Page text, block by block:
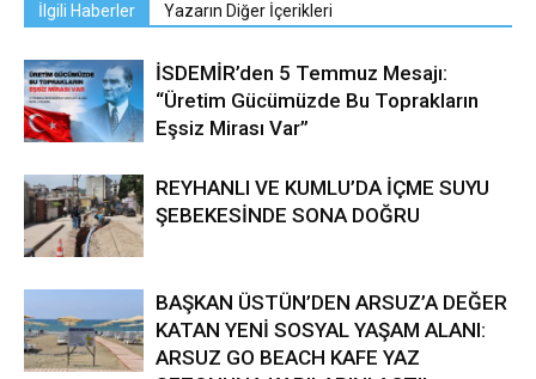
İlgili Haberler Yazarın Diğer İçerikleri
İSDEMİR’den 5 Temmuz Mesajı:
“Üretim Gücümüzde Bu Toprakların
Eşsiz Mirası Var”
REYHANLI VE KUMLU’DA İÇME SUYU
ŞEBEKESİNDE SONA DOĞRU
BAŞKAN ÜSTÜN’DEN ARSUZ’A DEĞER
KATAN YENİ SOSYAL YAŞAM ALANI:
ARSUZ GO BEACH KAFE YAZ